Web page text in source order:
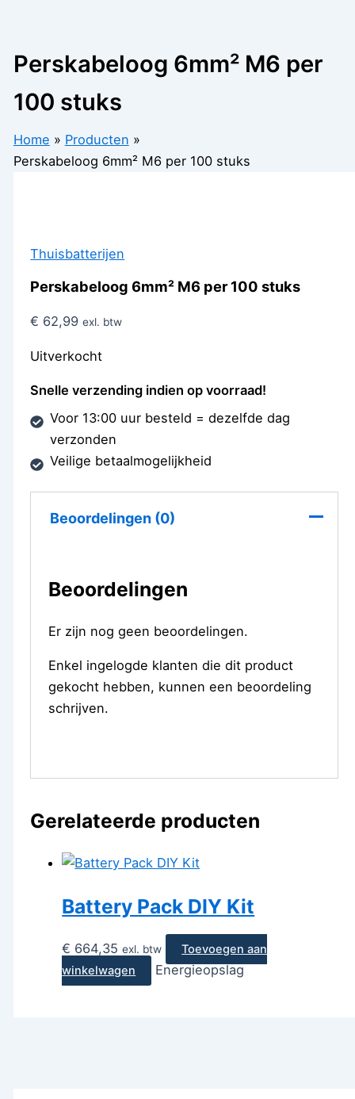
Perskabeloog 6mm² M6 per
100 stuks
Home
Producten
Perskabeloog 6mm² M6 per 100 stuks
Thuisbatterijen
Perskabeloog 6mm² M6 per 100 stuks
€ 62,99 exl. btw
Uitverkocht
Snelle verzending indien op voorraad!
Voor 13:00 uur besteld = dezelfde dag
verzonden
Veilige betaalmogelijkheid
Beoordelingen (0)
Beoordelingen
Er zijn nog geen beoordelingen.
Enkel ingelogde klanten die dit product
gekocht hebben, kunnen een beoordeling
schrijven.
Gerelateerde producten
Battery Pack DIY Kit
€ 664,35 exl. btw
Toevoegen aan
winkelwagen
Energieopslag